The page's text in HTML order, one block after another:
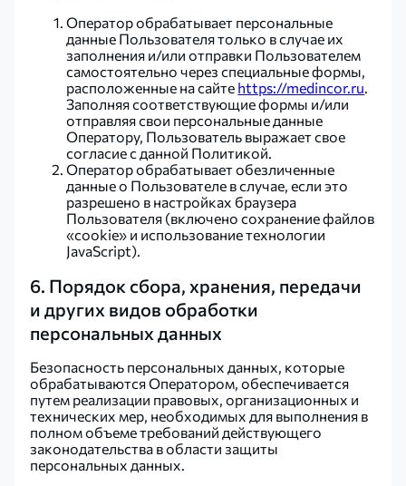
Оператор обрабатывает персональные
данные Пользователя только в случае их
заполнения и/или отправки Пользователем
самостоятельно через специальные формы,
расположенные на сайте https://medincor.ru.
Заполняя соответствующие формы и/или
отправляя свои персональные данные
Оператору, Пользователь выражает свое
согласие с данной Политикой.
Оператор обрабатывает обезличенные
данные о Пользователе в случае, если это
разрешено в настройках браузера
Пользователя (включено сохранение файлов
«cookie» и использование технологии
JavaScript).
6. Порядок сбора, хранения, передачи
и других видов обработки
персональных данных
Безопасность персональных данных, которые
обрабатываются Оператором, обеспечивается
путем реализации правовых, организационных и
технических мер, необходимых для выполнения в
полном объеме требований действующего
законодательства в области защиты
персональных данных.